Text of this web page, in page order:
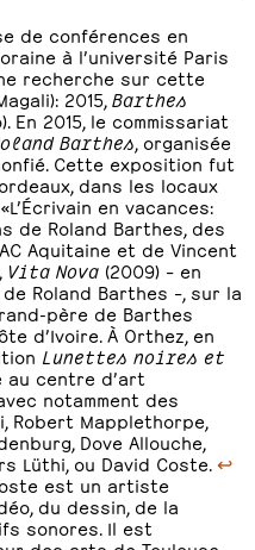
de conférences en
à l’université Paris
recherche sur cette
2015, Barthes
En 2015, le commissariat
Barthes , organisée
Cette exposition fut
dans les locaux
en vacances:
de Roland Barthes, des
Aquitaine et de Vincent
Vita Nova (2009) – en
Roland Barthes –, sur la
père de Barthes
d’Ivoire. À Orthez, en
Lunettes noires et
centre d’art
notamment des
Mapplethorpe,
Dove Allouche,
Lüthi, ou David Coste. ↩
est un artiste
du dessin, de la
sonores. Il est